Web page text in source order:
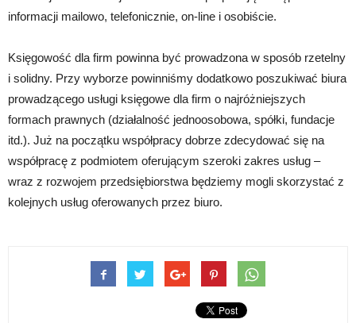
informacji mailowo, telefonicznie, on-line i osobiście.
Księgowość dla firm powinna być prowadzona w sposób rzetelny
i solidny. Przy wyborze powinniśmy dodatkowo poszukiwać biura
prowadzącego usługi księgowe dla firm o najróżniejszych
formach prawnych (działalność jednoosobowa, spółki, fundacje
itd.). Już na początku współpracy dobrze zdecydować się na
współpracę z podmiotem oferującym szeroki zakres usług –
wraz z rozwojem przedsiębiorstwa będziemy mogli skorzystać z
kolejnych usług oferowanych przez biuro.